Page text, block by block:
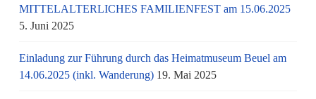
MITTELALTERLICHES FAMILIENFEST am 15.06.2025
5. Juni 2025
Einladung zur Führung durch das Heimatmuseum Beuel am
14.06.2025 (inkl. Wanderung) 19. Mai 2025